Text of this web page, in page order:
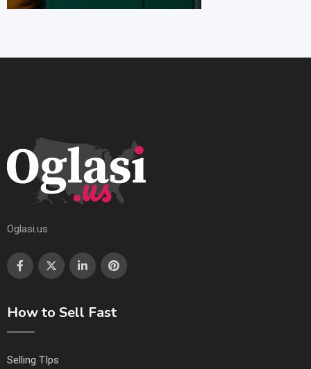
Oglasi.us
How to Sell Fast
Selling TIps